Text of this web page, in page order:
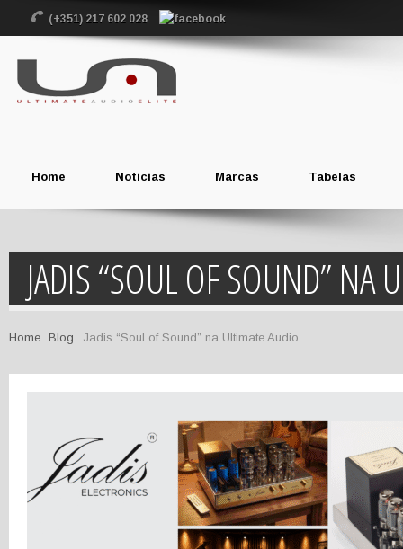
(+351) 217 602 028
Home Noticias Marcas Tabelas
JADIS “SOUL OF SOUND” NA
Home Blog Jadis “Soul of Sound” na Ultimate Audio